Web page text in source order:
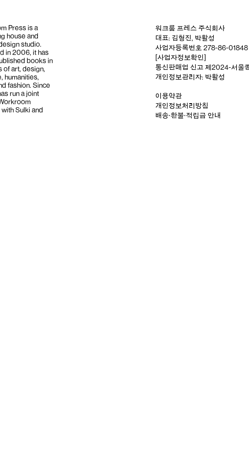
Press is a
house and
studio.
in 2006, it has
books in
of art, design,
humanities,
fashion. Since
run a joint
with Sulki and
워크룸 프레스 주식회사
대표: 김형진, 박활성
사업자등록번호 278-86-01848
[사업자정보확인]
통신판매업 신고 제2024-서울
개인정보관리자: 박활성
이용약관
개인정보처리방침
배송‧환불‧적립금 안내